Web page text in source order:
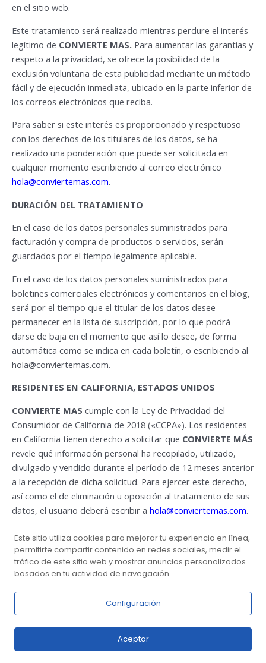
en el sitio web.
Este tratamiento será realizado mientras perdure el interés
legítimo de CONVIERTE MAS. Para aumentar las garantías y
respeto a la privacidad, se ofrece la posibilidad de la
exclusión voluntaria de esta publicidad mediante un método
fácil y de ejecución inmediata, ubicado en la parte inferior de
los correos electrónicos que reciba.
Para saber si este interés es proporcionado y respetuoso
con los derechos de los titulares de los datos, se ha
realizado una ponderación que puede ser solicitada en
cualquier momento escribiendo al correo electrónico
hola@conviertemas.com.
DURACIÓN DEL TRATAMIENTO
En el caso de los datos personales suministrados para
facturación y compra de productos o servicios, serán
guardados por el tiempo legalmente aplicable.
En el caso de los datos personales suministrados para
boletines comerciales electrónicos y comentarios en el blog,
será por el tiempo que el titular de los datos desee
permanecer en la lista de suscripción, por lo que podrá
darse de baja en el momento que así lo desee, de forma
automática como se indica en cada boletín, o escribiendo al
hola@conviertemas.com.
RESIDENTES EN CALIFORNIA, ESTADOS UNIDOS
CONVIERTE MAS cumple con la Ley de Privacidad del
Consumidor de California de 2018 («CCPA»). Los residentes
en California tienen derecho a solicitar que CONVIERTE MÁS
revele qué información personal ha recopilado, utilizado,
divulgado y vendido durante el período de 12 meses anterior
a la recepción de dicha solicitud. Para ejercer este derecho,
así como el de eliminación u oposición al tratamiento de sus
datos, el usuario deberá escribir a hola@conviertemas.com.
RESIDENTES EN LA UNIÓN EUROPEA
En virtud del artículo 27 del Reglamento (UE) 2016/679 del
Parlamento Europeo y del Consejo de 27 de abril de 2016
respecta al tratamiento de datos personales y a la libre
circulación de estos datos (RGPD), se ha designado a un
representante en la Unión Europea:
Sumarios Seculares, Consultoria, Lda.,
Este sitio utiliza cookies para mejorar tu experiencia en línea,
permitirte compartir contenido en redes sociales, medir el
tráfico de este sitio web y mostrar anuncios personalizados
basados en tu actividad de navegación.
Configuración
Aceptar